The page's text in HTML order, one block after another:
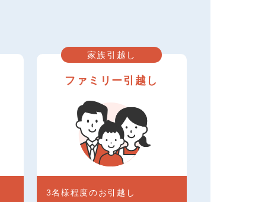
家族引越し
ファミリー引越し
3名様程度のお引越し